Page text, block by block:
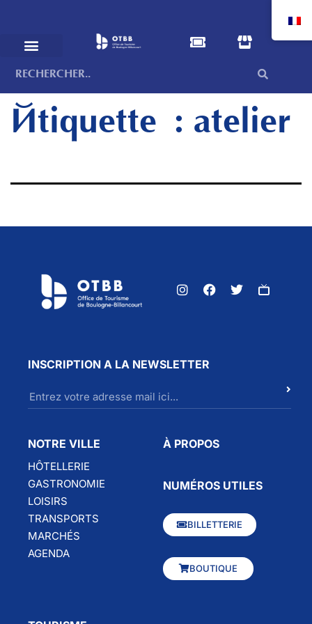
Étiquette : atelier
INSCRIPTION A LA NEWSLETTER
NOTRE VILLE
HÔTELLERIE
GASTRONOMIE
LOISIRS
TRANSPORTS
MARCHÉS
AGENDA
À PROPOS
NUMÉROS UTILES
BILLETTERIE
BOUTIQUE